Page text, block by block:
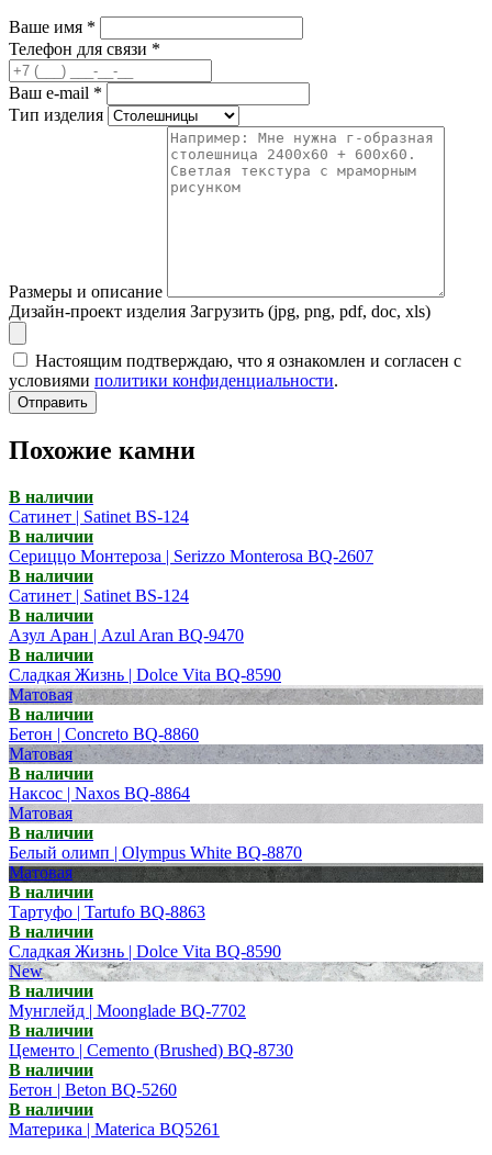
Ваше имя *
Телефон для связи *
Ваш e-mail *
Тип изделия
Размеры и описание
Дизайн-проект изделия Загрузить (jpg, png, pdf, doc, xls)
Настоящим подтверждаю, что я ознакомлен и согласен с
условиями политики конфиденциальности.
Отправить
Похожие камни
В наличии
Сатинет | Satinet BS-124
В наличии
Сериццо Монтероза | Serizzo Monterosa BQ-2607
В наличии
Сатинет | Satinet BS-124
В наличии
Азул Аран | Azul Aran BQ-9470
В наличии
Сладкая Жизнь | Dolce Vita BQ-8590
Матовая
В наличии
Бетон | Concreto BQ-8860
Матовая
В наличии
Наксос | Naxos BQ-8864
Матовая
В наличии
Белый олимп | Olympus White BQ-8870
Матовая
В наличии
Тартуфо | Tartufo BQ-8863
В наличии
Сладкая Жизнь | Dolce Vita BQ-8590
New
В наличии
Мунглейд | Moonglade BQ-7702
В наличии
Цементо | Cemento (Brushed) BQ-8730
В наличии
Бетон | Beton BQ-5260
В наличии
Материка | Materica BQ5261